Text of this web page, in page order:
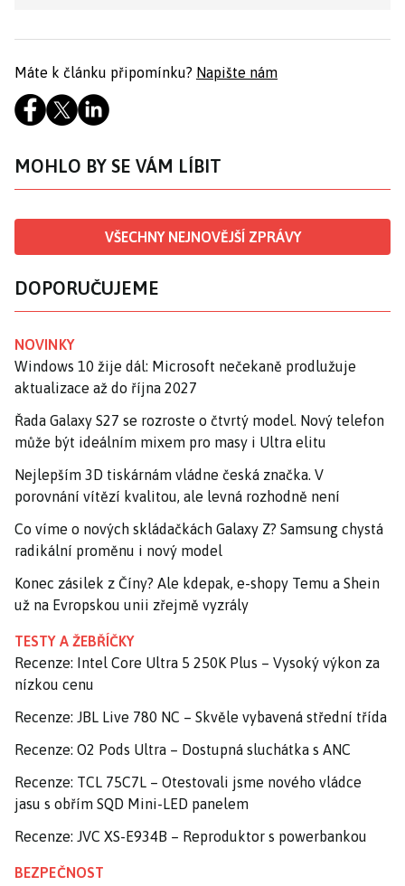
Máte k článku připomínku? Napište nám
MOHLO BY SE VÁM LÍBIT
VŠECHNY NEJNOVĚJŠÍ ZPRÁVY
DOPORUČUJEME
NOVINKY
Windows 10 žije dál: Microsoft nečekaně prodlužuje
aktualizace až do října 2027
Řada Galaxy S27 se rozroste o čtvrtý model. Nový telefon
může být ideálním mixem pro masy i Ultra elitu
Nejlepším 3D tiskárnám vládne česká značka. V
porovnání vítězí kvalitou, ale levná rozhodně není
Co víme o nových skládačkách Galaxy Z? Samsung chystá
radikální proměnu i nový model
Konec zásilek z Číny? Ale kdepak, e-shopy Temu a Shein
už na Evropskou unii zřejmě vyzrály
TESTY A ŽEBŘÍČKY
Recenze: Intel Core Ultra 5 250K Plus – Vysoký výkon za
nízkou cenu
Recenze: JBL Live 780 NC – Skvěle vybavená střední třída
Recenze: O2 Pods Ultra – Dostupná sluchátka s ANC
Recenze: TCL 75C7L – Otestovali jsme nového vládce
jasu s obřím SQD Mini-LED panelem
Recenze: JVC XS-E934B – Reproduktor s powerbankou
BEZPEČNOST